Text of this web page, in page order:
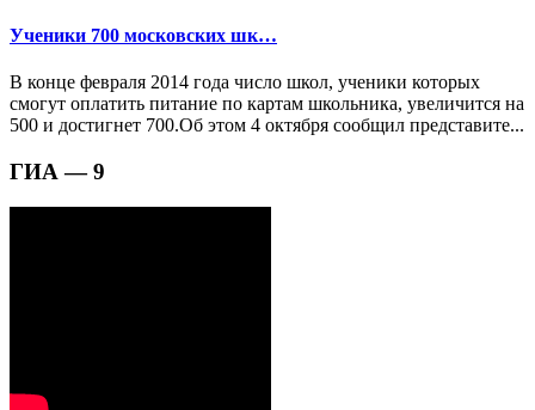
Ученики 700 московских шк…
В конце февраля 2014 года число школ, ученики которых
смогут оплатить питание по картам школьника, увеличится на
500 и достигнет 700.Об этом 4 октября сообщил представите...
ГИА — 9